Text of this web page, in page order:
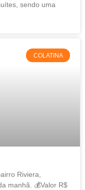
sendo uma
COLATINA
Riviera,
manhã. 💰Valor R$